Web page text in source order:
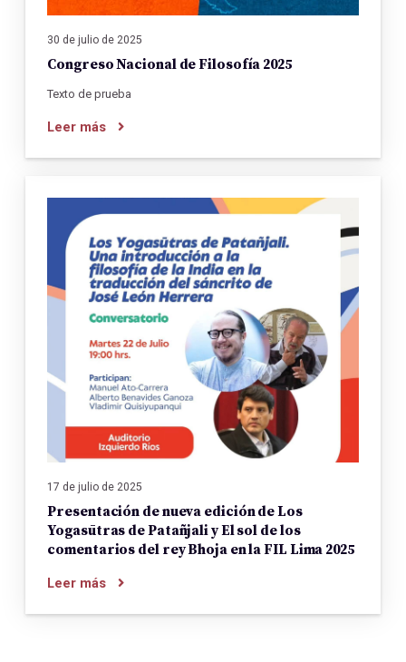
30 de julio de 2025
Congreso Nacional de Filosofía 2025
Texto de prueba
Leer más
17 de julio de 2025
Presentación de nueva edición de Los
Yogasūtras de Patañjali y El sol de los
comentarios del rey Bhoja en la FIL Lima 2025
Leer más